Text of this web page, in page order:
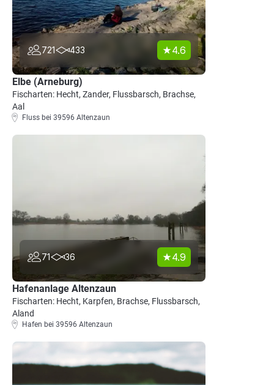
721 433 4.6
Elbe (Arneburg)
Fischarten: Hecht, Zander, Flussbarsch, Brachse,
Aal
Fluss bei 39596 Altenzaun
71 36 4.9
Hafenanlage Altenzaun
Fischarten: Hecht, Karpfen, Brachse, Flussbarsch,
Aland
Hafen bei 39596 Altenzaun